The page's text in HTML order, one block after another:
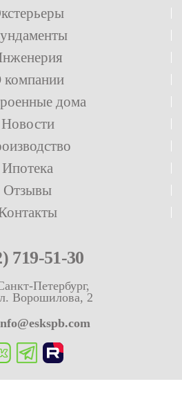
компании
дома
Новости
Ипотека
Отзывы
719-51-30
Петербург,
Ворошилова, 2